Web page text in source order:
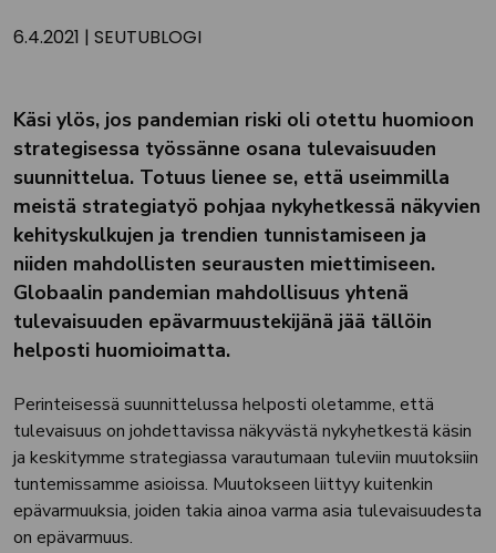
6.4.2021 | SEUTUBLOGI
Käsi ylös, jos pandemian riski oli otettu huomioon
strategisessa työssänne osana tulevaisuuden
suunnittelua. Totuus lienee se, että useimmilla
meistä strategiatyö pohjaa nykyhetkessä näkyvien
kehityskulkujen ja trendien tunnistamiseen ja
niiden mahdollisten seurausten miettimiseen.
Globaalin pandemian mahdollisuus yhtenä
tulevaisuuden epävarmuustekijänä jää tällöin
helposti huomioimatta.
Perinteisessä suunnittelussa helposti oletamme, että
tulevaisuus on johdettavissa näkyvästä nykyhetkestä käsin
ja keskitymme strategiassa varautumaan tuleviin muutoksiin
tuntemissamme asioissa. Muutokseen liittyy kuitenkin
epävarmuuksia, joiden takia ainoa varma asia tulevaisuudesta
on epävarmuus.